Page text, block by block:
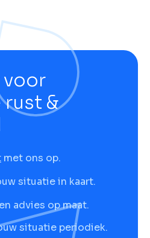
voor
&
met ons op.
situatie in kaart.
advies op maat.
situatie periodiek.